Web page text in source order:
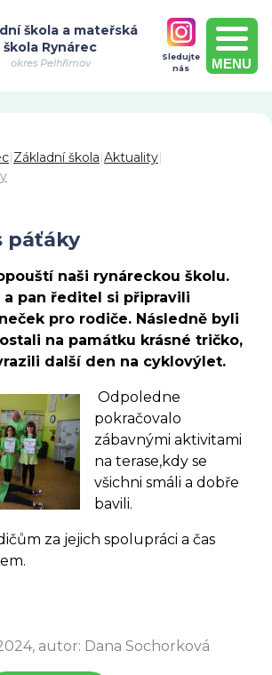
škola a mateřská
škola Rynárec
okres Pelhřimov
Sledujte
nás
MENU
|Základní škola|Aktuality|
páťáky
naši rynáreckou školu.
a pan ředitel si připravili
pro rodiče. Následně byli
na památku krásné tričko,
další den na cyklovýlet.
Odpoledne
pokračovalo
zábavnými aktivitami
na terase,kdy se
všichni smáli a dobře
bavili.
za jejich spolupráci a čas
autor: Dana Sochorková